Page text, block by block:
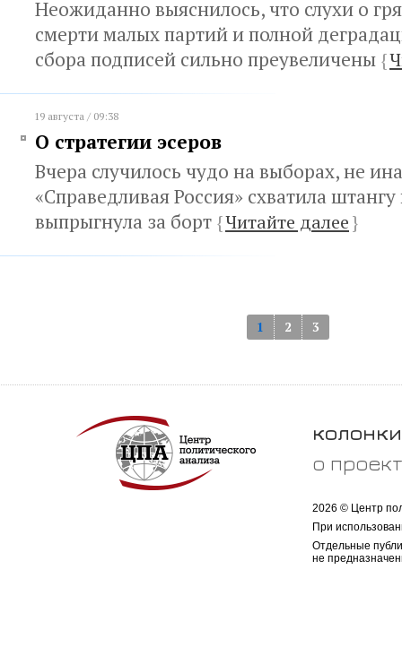
Неожиданно выяснилось, что слухи о
смерти малых партий и полной
сбора подписей сильно преувеличены {
19 августа / 09:38
О стратегии эсеров
Вчера случилось чудо на выборах, не
«Справедливая Россия» схватила
выпрыгнула за борт {Читайте далее}
1 2 3
колонки
о
2026 © Центр
При
Отдельные
не